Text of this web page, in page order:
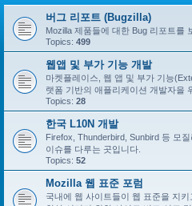
버그 리포트 (Bugzilla)
Mozilla 제품들에 대한 Bug 리포트를
Topics: 499
웹앱 및 부가 기능 개발
마켓플레이스, 웹 앱 및 부가 기능
랫폼 기반의 애플리케이션 개발자을
Topics: 28
한국 L10N 개발
Firefox, Thunderbird, Sunbird 등 모
이슈를 다루는 곳입니다.
Topics: 52
Mozilla 웹 표준 포럼
국내에 웹 사이트들이 웹 표준을 지